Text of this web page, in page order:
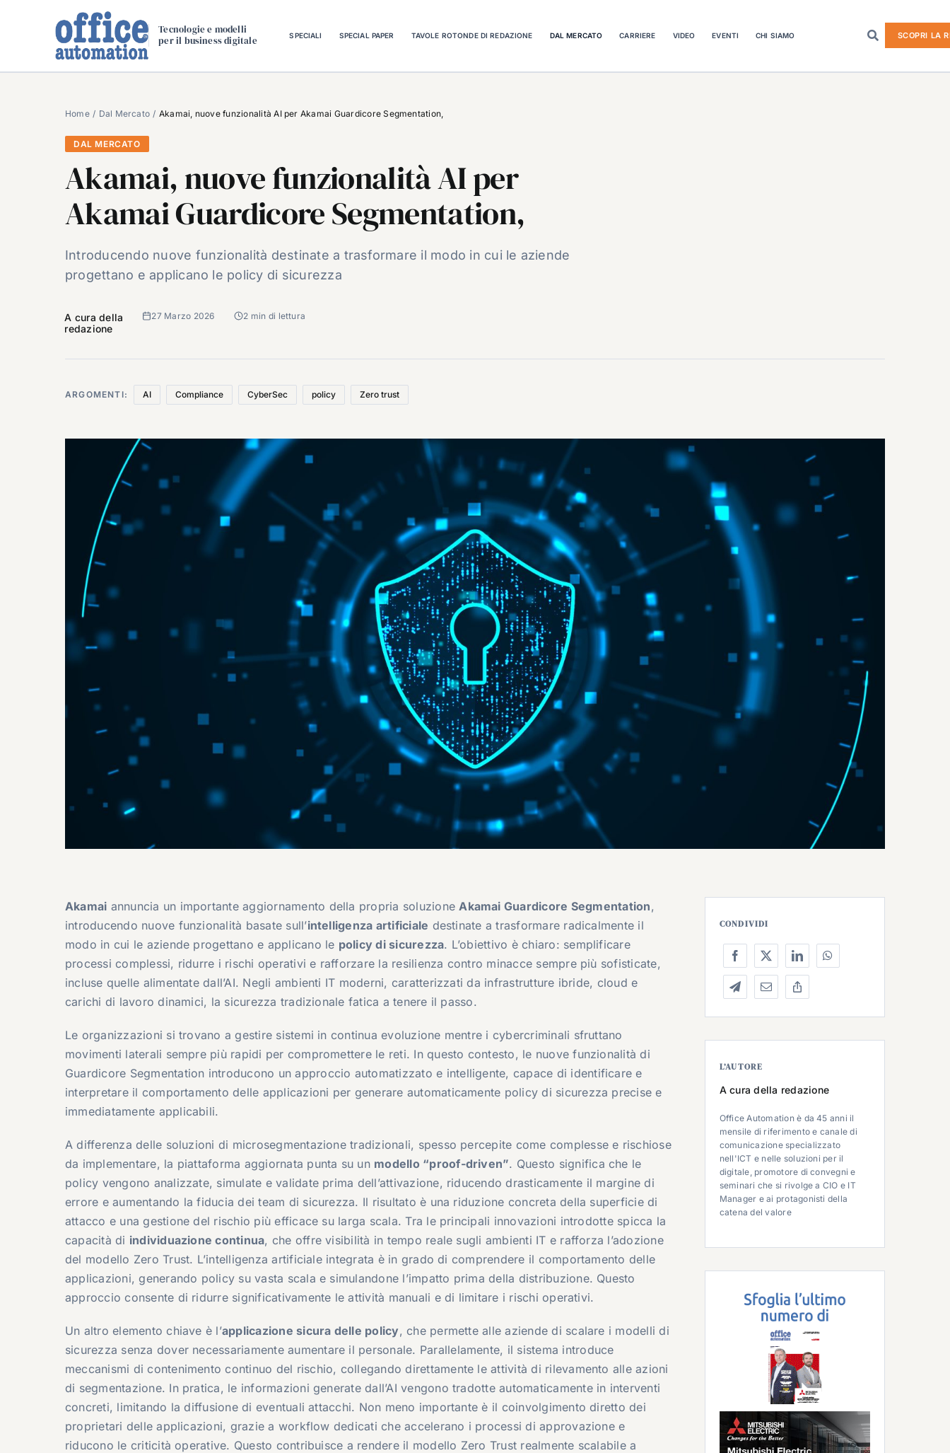
Tecnologie e modelli
per il business digitale
SPECIALI SPECIAL PAPER TAVOLE ROTONDE DI REDAZIONE DAL MERCATO CARRIERE VIDEO EVENTI CHI SIAMO SCOPRI LA
Home Dal Mercato Akamai, nuove funzionalità AI per Akamai Guardicore Segmentation,
DAL MERCATO
Akamai, nuove funzionalità AI per
Akamai Guardicore Segmentation,
Introducendo nuove funzionalità destinate a trasformare il modo in cui le aziende
progettano e applicano le policy di sicurezza
A cura della
redazione
27 Marzo 2026 2 min di lettura
ARGOMENTI: AI Compliance CyberSec policy Zero trust
Akamai annuncia un importante aggiornamento della propria soluzione Akamai Guardicore Segmentation,
introducendo nuove funzionalità basate sull’intelligenza artificiale destinate a trasformare radicalmente il
modo in cui le aziende progettano e applicano le policy di sicurezza. L’obiettivo è chiaro: semplificare
processi complessi, ridurre i rischi operativi e rafforzare la resilienza contro minacce sempre più sofisticate,
incluse quelle alimentate dall’AI. Negli ambienti IT moderni, caratterizzati da infrastrutture ibride, cloud e
carichi di lavoro dinamici, la sicurezza tradizionale fatica a tenere il passo.
Le organizzazioni si trovano a gestire sistemi in continua evoluzione mentre i cybercriminali sfruttano
movimenti laterali sempre più rapidi per compromettere le reti. In questo contesto, le nuove funzionalità di
Guardicore Segmentation introducono un approccio automatizzato e intelligente, capace di identificare e
interpretare il comportamento delle applicazioni per generare automaticamente policy di sicurezza precise e
immediatamente applicabili.
A differenza delle soluzioni di microsegmentazione tradizionali, spesso percepite come complesse e rischiose
da implementare, la piattaforma aggiornata punta su un modello “proof-driven”. Questo significa che le
policy vengono analizzate, simulate e validate prima dell’attivazione, riducendo drasticamente il margine di
errore e aumentando la fiducia dei team di sicurezza. Il risultato è una riduzione concreta della superficie di
attacco e una gestione del rischio più efficace su larga scala. Tra le principali innovazioni introdotte spicca la
capacità di individuazione continua, che offre visibilità in tempo reale sugli ambienti IT e rafforza l’adozione
del modello Zero Trust. L’intelligenza artificiale integrata è in grado di comprendere il comportamento delle
applicazioni, generando policy su vasta scala e simulandone l’impatto prima della distribuzione. Questo
approccio consente di ridurre significativamente le attività manuali e di limitare i rischi operativi.
Un altro elemento chiave è l’applicazione sicura delle policy, che permette alle aziende di scalare i modelli di
sicurezza senza dover necessariamente aumentare il personale. Parallelamente, il sistema introduce
meccanismi di contenimento continuo del rischio, collegando direttamente le attività di rilevamento alle azioni
di segmentazione. In pratica, le informazioni generate dall’AI vengono tradotte automaticamente in interventi
concreti, limitando la diffusione di eventuali attacchi. Non meno importante è il coinvolgimento diretto dei
proprietari delle applicazioni, grazie a workflow dedicati che accelerano i processi di approvazione e
riducono le criticità operative. Questo contribuisce a rendere il modello Zero Trust realmente scalabile a
CONDIVIDI
L’AUTORE
A cura della redazione
Office Automation è da 45 anni il
mensile di riferimento e canale di
comunicazione specializzato
nell'ICT e nelle soluzioni per il
digitale, promotore di convegni e
seminari che si rivolge a CIO e IT
Manager e ai protagonisti della
catena del valore